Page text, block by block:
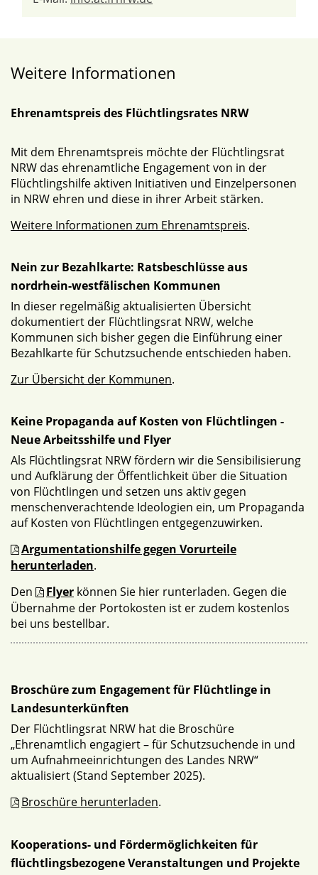
Weitere Informationen
Ehrenamtspreis des Flüchtlingsrates NRW
Mit dem Ehrenamtspreis möchte der Flüchtlingsrat
NRW das ehrenamtliche Engagement von in der
Flüchtlingshilfe aktiven Initiativen und Einzelpersonen
in NRW ehren und diese in ihrer Arbeit stärken.
Weitere Informationen zum Ehrenamtspreis.
Nein zur Bezahlkarte: Ratsbeschlüsse aus
nordrhein-westfälischen Kommunen
In dieser regelmäßig aktualisierten Übersicht
dokumentiert der Flüchtlingsrat NRW, welche
Kommunen sich bisher gegen die Einführung einer
Bezahlkarte für Schutzsuchende entschieden haben.
Zur Übersicht der Kommunen.
Keine Propaganda auf Kosten von Flüchtlingen -
Neue Arbeitsshilfe und Flyer
Als Flüchtlingsrat NRW fördern wir die Sensibilisierung
und Aufklärung der Öffentlichkeit über die Situation
von Flüchtlingen und setzen uns aktiv gegen
menschenverachtende Ideologien ein, um Propaganda
auf Kosten von Flüchtlingen entgegenzuwirken.
Argumentationshilfe gegen Vorurteile
herunterladen.
Den
Flyer können Sie hier runterladen. Gegen die
Übernahme der Portokosten ist er zudem kostenlos
bei uns bestellbar.
Broschüre zum Engagement für Flüchtlinge in
Landesunterkünften
Der Flüchtlingsrat NRW hat die Broschüre
„Ehrenamtlich engagiert – für Schutzsuchende in und
um Aufnahmeeinrichtungen des Landes NRW“
aktualisiert (Stand September 2025).
Broschüre herunterladen.
Kooperations- und Fördermöglichkeiten für
flüchtlingsbezogene Veranstaltungen und Projekte